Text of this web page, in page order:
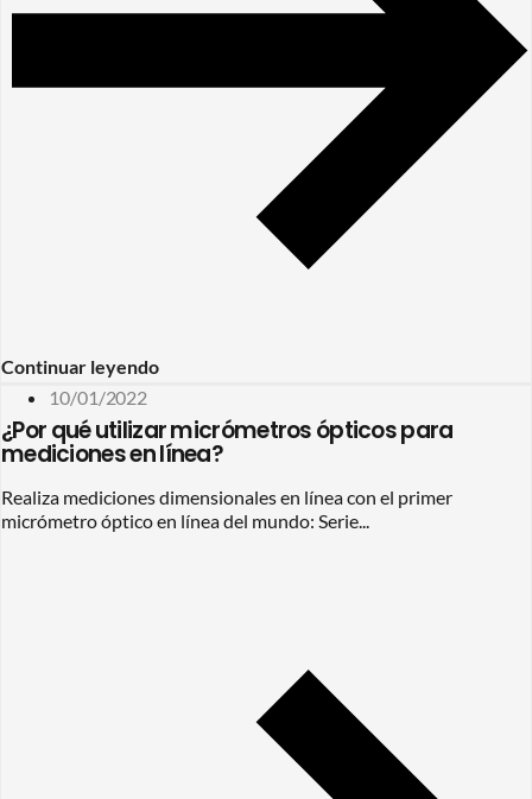
Continuar leyendo
10/01/2022
¿Por qué utilizar micrómetros ópticos para
mediciones en línea?
Realiza mediciones dimensionales en línea con el primer
micrómetro óptico en línea del mundo: Serie...